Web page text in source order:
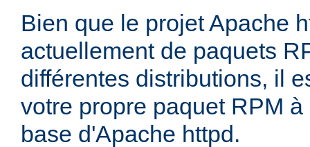
Bien que le projet Apache
actuellement de paquets
différentes distributions, il
votre propre paquet RPM
base d'Apache httpd.